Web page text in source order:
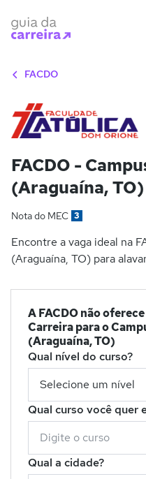
FACDO
FACDO -
(Araguaína, TO)
Nota do MEC 3
Encontre a vaga ideal na
(Araguaína, TO) para
A FACDO não
Carreira para o
(Araguaína, TO)
Qual nível do curso?
Qual curso você quer
Qual a cidade?